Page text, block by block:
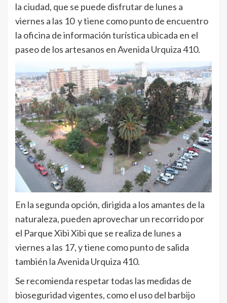
la ciudad, que se puede disfrutar de lunes a
viernes a las 10 y tiene como punto de encuentro
la oficina de información turística ubicada en el
paseo de los artesanos en Avenida Urquiza 410.
En la segunda opción, dirigida a los amantes de la
naturaleza, pueden aprovechar un recorrido por
el Parque Xibi Xibi que se realiza de lunes a
viernes a las 17, y tiene como punto de salida
también la Avenida Urquiza 410.
Se recomienda respetar todas las medidas de
bioseguridad vigentes, como el uso del barbijo